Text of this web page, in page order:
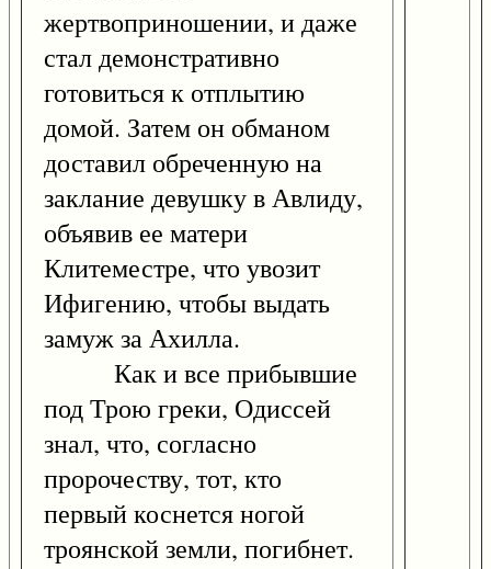
жертвоприношении, и даже
стал демонстративно
готовиться к отплытию
домой. Затем он обманом
доставил обреченную на
заклание девушку в Авлиду,
объявив ее матери
Клитеместре, что увозит
Ифигению, чтобы выдать
замуж за Ахилла.
Как и все прибывшие
под Трою греки, Одиссей
знал, что, согласно
пророчеству, тот, кто
первый коснется ногой
троянской земли, погибнет.